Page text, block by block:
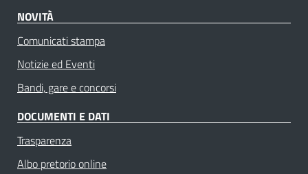
NOVITÀ
Comunicati stampa
Notizie ed Eventi
Bandi, gare e concorsi
DOCUMENTI E DATI
Trasparenza
Albo pretorio online